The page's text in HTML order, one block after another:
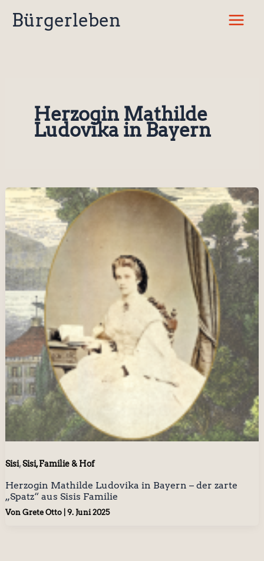
InhaltBürgerleben
Herzogin Mathilde
Ludovika in Bayern
Sisi,Sisi, Familie & Hof
Herzogin Mathilde Ludovika in Bayern – der zarte
„Spatz“ aus Sisis Familie
Von Grete Otto 9. Juni 2025